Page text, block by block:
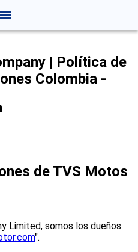
| Política de
Colombia -
de TVS Motos
Limited, somos los dueños
".